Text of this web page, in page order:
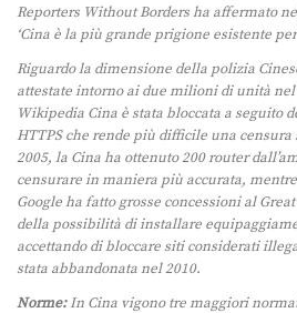
Reporters Without Borders ha affermato
‘Cina è la più grande prigione esistente
Riguardo la dimensione della polizia
attestate intorno ai due milioni di unità nel
Wikipedia Cina è stata bloccata a seguito
HTTPS che rende più difficile una censura
2005, la Cina ha ottenuto 200 router
censurare in maniera più accurata,
Google ha fatto grosse concessioni al
della possibilità di installare
accettando di bloccare siti considerati
stata abbandonata nel 2010.
Norme:In Cina vigono tre maggiori